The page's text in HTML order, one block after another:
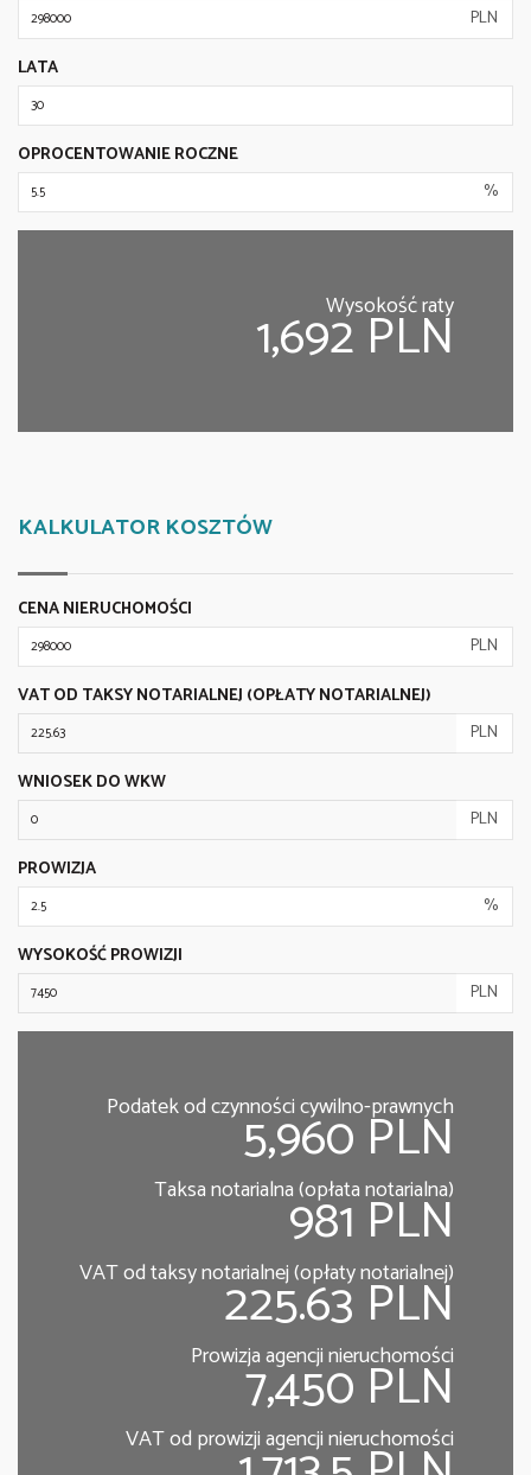
PLN
LATA
OPROCENTOWANIE ROCZNE
%
Wysokość raty
1,692 PLN
KALKULATOR KOSZTÓW
CENA NIERUCHOMOŚCI
PLN
VAT OD TAKSY NOTARIALNEJ (OPŁATY NOTARIALNEJ)
PLN
WNIOSEK DO WKW
PLN
PROWIZJA
%
WYSOKOŚĆ PROWIZJI
PLN
Podatek od czynności cywilno-prawnych
5,960 PLN
Taksa notarialna (opłata notarialna)
981 PLN
VAT od taksy notarialnej (opłaty notarialnej)
225.63 PLN
Prowizja agencji nieruchomości
7,450 PLN
VAT od prowizji agencji nieruchomości